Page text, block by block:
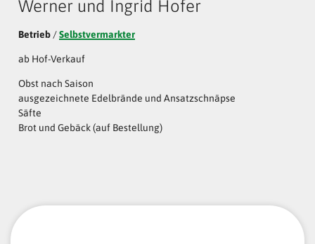
Werner und Ingrid Hofer
Betrieb/Selbstvermarkter
ab Hof-Verkauf
Obst nach Saison
ausgezeichnete Edelbrände und Ansatzschnäpse
Säfte
Brot und Gebäck (auf Bestellung)